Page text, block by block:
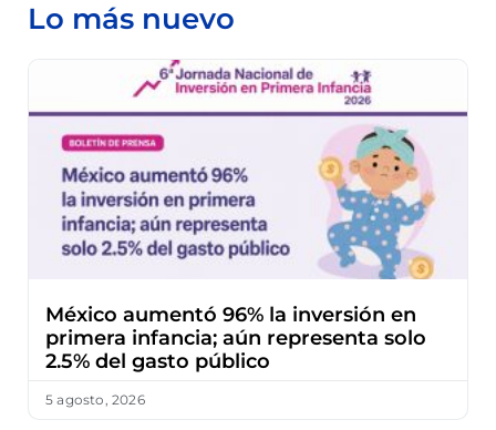
Lo más nuevo
México aumentó 96% la inversión en
primera infancia; aún representa solo
2.5% del gasto público
5 agosto, 2026